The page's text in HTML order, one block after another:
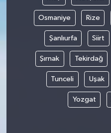
Osmaniye Rize
Şanlıurfa Siirt
Şırnak Tekirdağ
Tunceli Uşak
Yozgat